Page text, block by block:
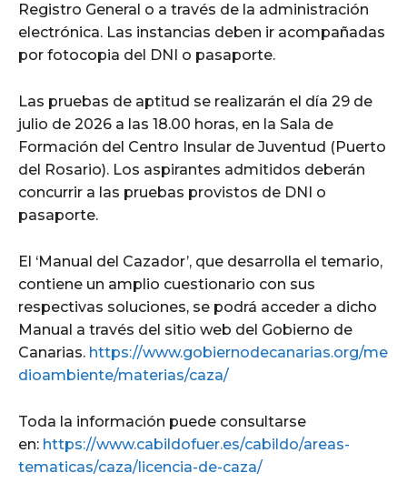
Registro General o a través de la administración
electrónica. Las instancias deben ir acompañadas
por fotocopia del DNI o pasaporte.
Las pruebas de aptitud se realizarán el día 29 de
julio de 2026 a las 18.00 horas, en la Sala de
Formación del Centro Insular de Juventud (Puerto
del Rosario). Los aspirantes admitidos deberán
concurrir a las pruebas provistos de DNI o
pasaporte.
El ‘Manual del Cazador’, que desarrolla el temario,
contiene un amplio cuestionario con sus
respectivas soluciones, se podrá acceder a dicho
Manual a través del sitio web del Gobierno de
Canarias. https://www.gobiernodecanarias.org/me
dioambiente/materias/caza/
Toda la información puede consultarse
en: https://www.cabildofuer.es/cabildo/areas-
tematicas/caza/licencia-de-caza/